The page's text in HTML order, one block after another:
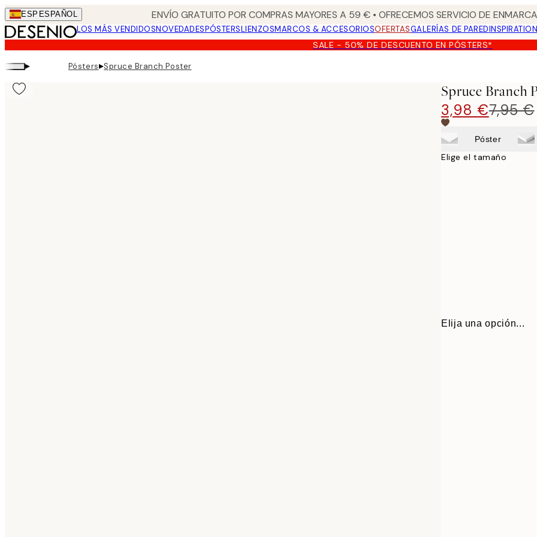
Skip
to
main
content.
ESP ESPAÑOL ENVÍO GRATUITO POR COMPRAS MAYORES A 59 € • OFRECEMOS SERVICIO DE
LOS MÁS VENDIDOSNOVEDADESPÓSTERSLIENZOSMARCOS & ACCESORIOSOFERTASGALERÍAS DE PARED
SALE - 50% DE DESCUENTO EN PÓSTERS*
▸ Pósters▸Spruce Branch Poster
Spruce Branch
3,98 €7,95 €
Póster
Elige el tamaño
Elija una opción...